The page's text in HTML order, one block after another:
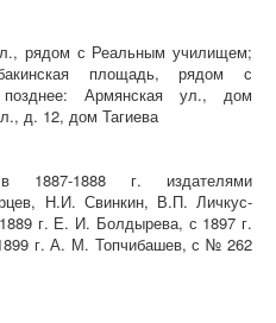
рядом с Реальным училищем;
площадь, рядом с
позднее: Армянская ул., дом
д. 12, дом Тагиева
1888 г. издателями
Н.И. Свинкин, В.П. Личкус-
г. Е. И. Болдырева, с 1897 г.
г. А. М. Топчибашев, с № 262